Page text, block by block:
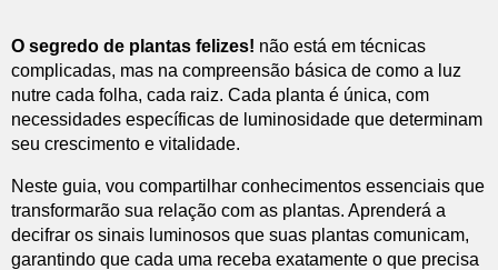
O segredo de plantas felizes! não está em técnicas
complicadas, mas na compreensão básica de como a luz
nutre cada folha, cada raiz. Cada planta é única, com
necessidades específicas de luminosidade que determinam
seu crescimento e vitalidade.
Neste guia, vou compartilhar conhecimentos essenciais que
transformarão sua relação com as plantas. Aprenderá a
decifrar os sinais luminosos que suas plantas comunicam,
garantindo que cada uma receba exatamente o que precisa